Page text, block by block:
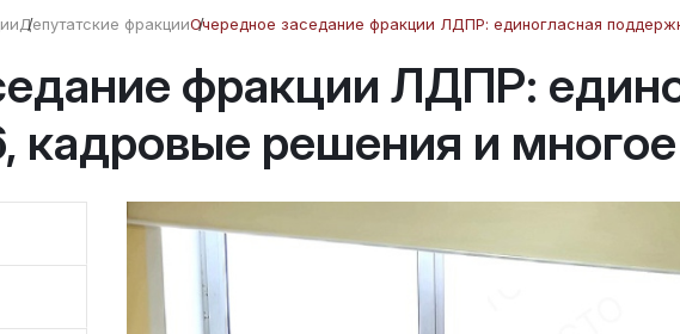
Депутатские фракцииОчередное заседание фракции ЛДПР: единогласная
фракции ЛДПР:
решения и многое